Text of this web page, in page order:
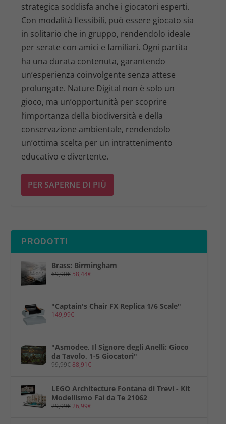
strategica soddisfa anche i giocatori esperti.
Con modalità flessibili, può essere giocato sia
in solitario che in gruppo, rendendolo ideale
per serate con amici e familiari. Ogni partita
ha una durata contenuta, garantendo
un’esperienza coinvolgente senza attese
prolungate. Nature Digital non è solo un
gioco, ma un’opportunità per scoprire
l’importanza della biodiversità e della
conservazione ambientale, rendendolo
un’ottima scelta per un intrattenimento
educativo e divertente.
PER SAPERNE DI PIÙ
PRODOTTI
Brass: Birmingham
69,90€ 58,44€
"Captain's Chair FX Replica 1/6 Scale"
149,99€
"Asmodee, Il Signore degli Anelli: Gioco
da Tavolo, 1-5 Giocatori"
99,99€88,91€
LEGO Architecture Fontana di Trevi - Kit
Modellismo Fai da Te 21062
29,99€26,99€